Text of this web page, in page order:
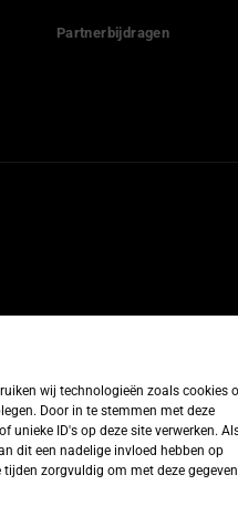
wij technologieën zoals cookies
Door in te stemmen met deze
unieke ID's op deze site verwerken.
dit een nadelige invloed hebben op
zorgvuldig om met deze
Partnerbijdragen